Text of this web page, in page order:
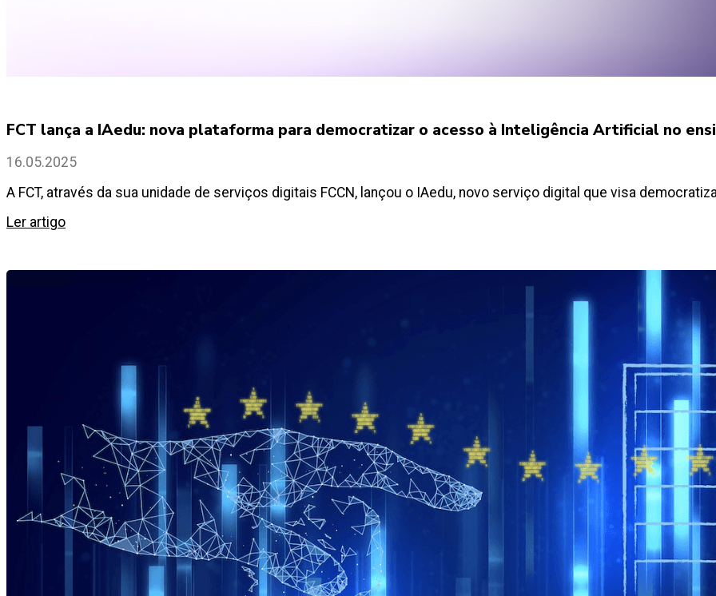
FCT lança a IAedu: nova plataforma para democratizar o acesso à Inteligência Artificial no
16.05.2025
A FCT, através da sua unidade de serviços digitais FCCN, lançou o IAedu, novo serviço digital que visa
Ler artigo